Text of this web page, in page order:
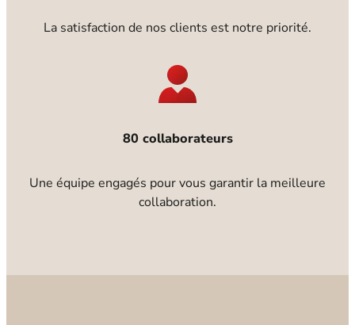
La satisfaction de nos clients est notre priorité.
80 collaborateurs
Une équipe engagés pour vous garantir la meilleure
collaboration.